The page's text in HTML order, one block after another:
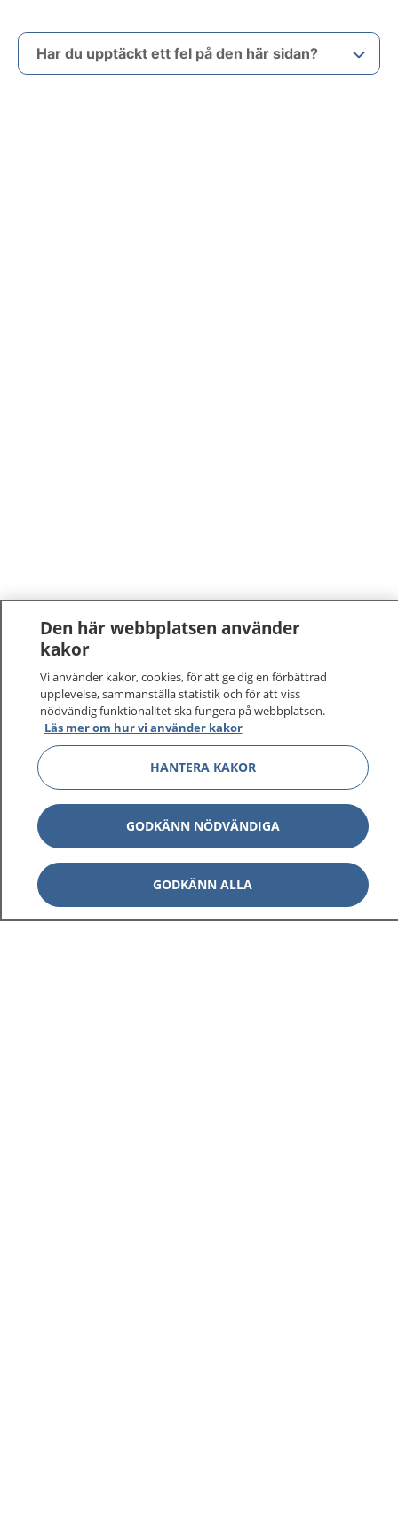
Har du upptäckt ett fel på den här sidan?
Den här webbplatsen använder
kakor
Vi använder kakor, cookies, för att ge dig en förbättrad
upplevelse, sammanställa statistik och för att viss
nödvändig funktionalitet ska fungera på webbplatsen.
Läs mer om hur vi använder kakor
HANTERA KAKOR
GODKÄNN NÖDVÄNDIGA
GODKÄNN ALLA